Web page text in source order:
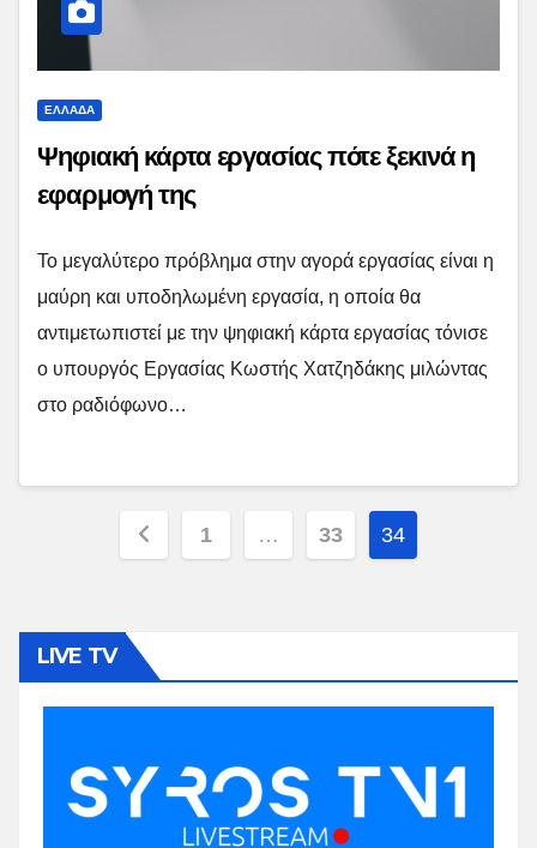
ΕΛΛΑΔΑ
Ψηφιακή κάρτα εργασίας πότε ξεκινά η
εφαρμογή της
Το μεγαλύτερο πρόβλημα στην αγορά εργασίας είναι η
μαύρη και υποδηλωμένη εργασία, η οποία θα
αντιμετωπιστεί με την ψηφιακή κάρτα εργασίας τόνισε
ο υπουργός Εργασίας Κωστής Χατζηδάκης μιλώντας
στο ραδιόφωνο…
Posts
1 … 33 34
LIVE TV